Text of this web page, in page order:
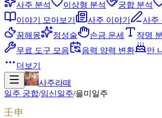
사주 분석
이상형 분석 궁합 분석
이야기 모아보기
사주 이야기 사주
꿈해몽
점성술 손금 운세 작명
무료 도구 모음
음력 양력 변환 만
더보기
사주라떼
일주 궁합/임신일주/을미 일주
壬申